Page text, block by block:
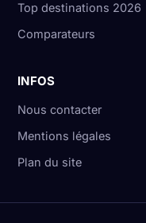
Top destinations 2026
Comparateurs
INFOS
Nous contacter
Mentions légales
Plan du site